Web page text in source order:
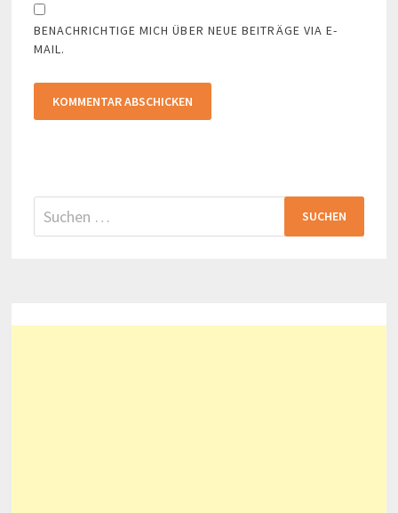
BENACHRICHTIGE MICH ÜBER NEUE BEITRÄGE VIA E-
MAIL.
Suchen
nach: